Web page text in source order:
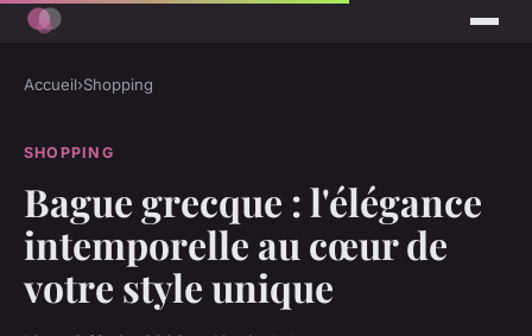
Accueil›Shopping
SHOPPING
Bague grecque : l'élégance
intemporelle au cœur de
votre style unique